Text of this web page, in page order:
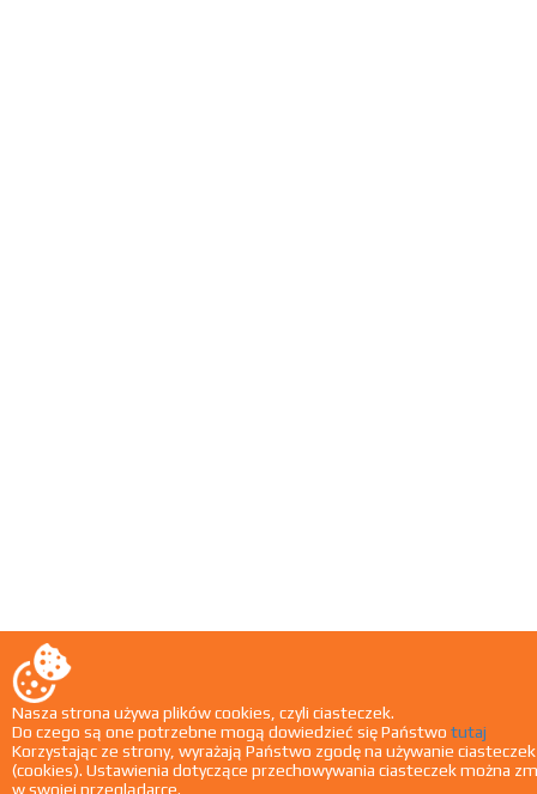
Nasza strona używa plików cookies, czyli ciasteczek.
Do czego są one potrzebne mogą dowiedzieć się Państwo tutaj
Korzystając ze strony, wyrażają Państwo zgodę na używanie ciasteczek
(cookies). Ustawienia dotyczące przechowywania ciasteczek można
w swojej przeglądarce.